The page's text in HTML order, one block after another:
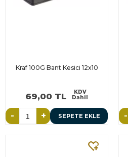
Kraf 100G Bant Kesici 12x10
69,00 TL
KDV
Dahil
- + SEPETE EKLE -